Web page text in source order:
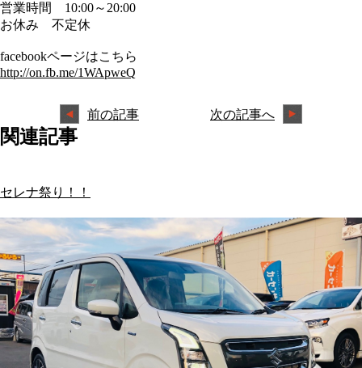
営業時間 10:00～20:00
お休み 不定休
facebookページはこちら
http://on.fb.me/1WApweQ
前の記事 次の記事へ
関連記事
セレナ祭り！！